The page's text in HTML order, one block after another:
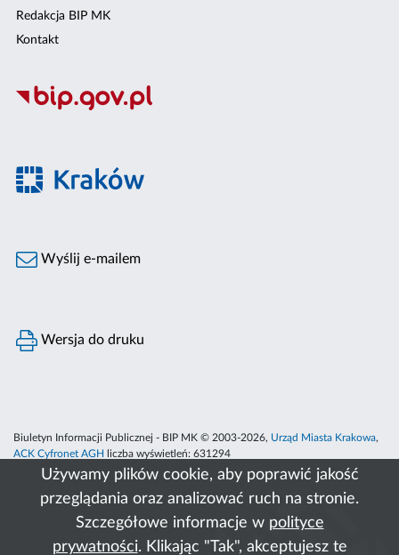
Używamy plików cookie, aby poprawić jakość
przeglądania oraz analizować ruch na stronie.
Szczegółowe informacje w polityce
prywatności. Klikając "Tak", akceptujesz te
Redakcja BIP MK
Kontakt
Wyślij e-mailem
Wersja do druku
Biuletyn Informacji Publicznej - BIP MK © 2003-2026, Urząd Miasta Krakowa,
ACK Cyfronet AGH
liczba wyświetleń: 631294